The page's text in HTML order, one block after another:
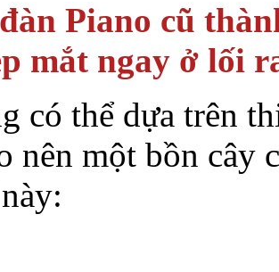
Piano cũ
mắt ngay ở lối
có thể dựa trên
nên một bồn cây